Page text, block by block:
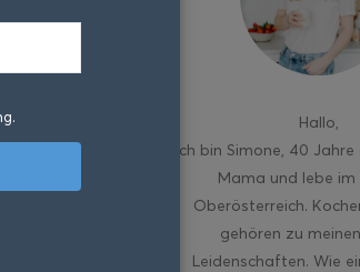
Hallo
ich bin Simone, 40
Mama und lebe im
Oberösterreich.
gehören zu
Leidenschaften. Wie